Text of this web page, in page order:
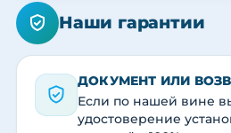
Наши гарантии
ДОКУМЕНТ ИЛИ
Если по нашей вине
удостоверение